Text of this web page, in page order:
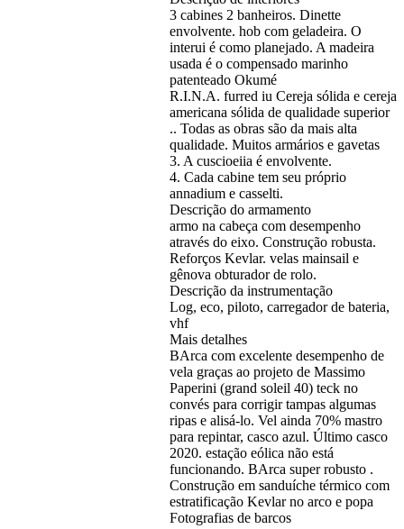
3 cabines 2 banheiros. Dinette
envolvente. hob com geladeira. O
interui é como planejado. A madeira
usada é o compensado marinho
patenteado Okumé
R.I.N.A. furred iu Cereja sólida e cereja
americana sólida de qualidade superior
.. Todas as obras são da mais alta
qualidade. Muitos armários e gavetas
3. A cuscioeiia é envolvente.
4. Cada cabine tem seu próprio
annadium e casselti.
Descrição do armamento
armo na cabeça com desempenho
através do eixo. Construção robusta.
Reforços Kevlar. velas mainsail e
gênova obturador de rolo.
Descrição da instrumentação
Log, eco, piloto, carregador de bateria,
vhf
Mais detalhes
BArca com excelente desempenho de
vela graças ao projeto de Massimo
Paperini (grand soleil 40) teck no
convés para corrigir tampas algumas
ripas e alisá-lo. Vel ainda 70% mastro
para repintar, casco azul. Último casco
2020. estação eólica não está
funcionando. BArca super robusto .
Construção em sanduíche térmico com
estratificação Kevlar no arco e popa
Fotografias de barcos